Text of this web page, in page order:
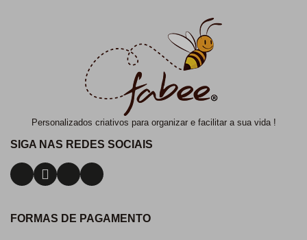
Personalizados criativos para organizar e facilitar a sua vida !
SIGA NAS REDES SOCIAIS
FORMAS DE PAGAMENTO